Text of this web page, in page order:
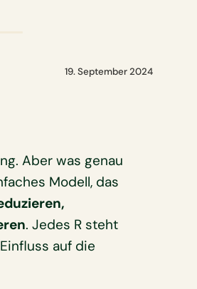
19. September 2024
Aber was genau
Modell, das
. Jedes R steht
auf die